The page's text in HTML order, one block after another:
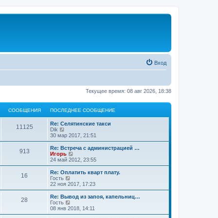
Вход
Текущее время: 08 авг 2026, 18:38
СООБЩЕНИЯ ПОСЛЕДНЕЕ СООБЩЕНИЕ
11125
Re: Селятинские такси
Dik
е
р
е
т
п
о
с
е
д
н
е
30 мар 2017, 21:51
913
Re: Встреча с администрацией …
Игорь
е
р
е
т
п
о
с
24 май 2012, 23:55
16
Re: Оплатить кварт плату.
Гость
е
р
е
т
22 ноя 2017, 17:23
28
Re: Вывод из запоя, капельниц…
Гость
е
р
08 янв 2018, 14:11